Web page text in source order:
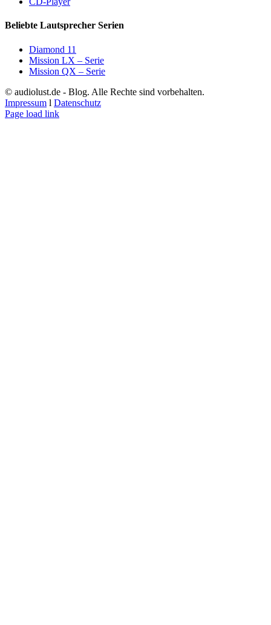
Beliebte Lautsprecher Serien
Diamond 11
Mission LX – Serie
Mission QX – Serie
© audiolust.de - Blog. Alle Rechte sind vorbehalten.
Impressum l Datenschutz
Page load link